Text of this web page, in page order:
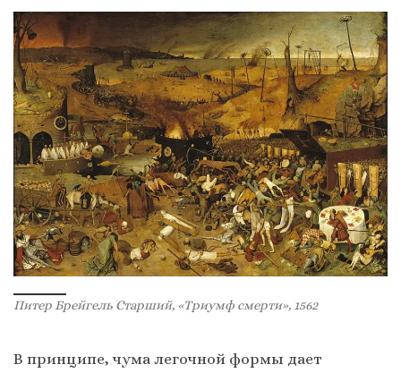
Питер Брейгель Старший, «Триумф смерти», 1562
В принципе, чума легочной формы дает